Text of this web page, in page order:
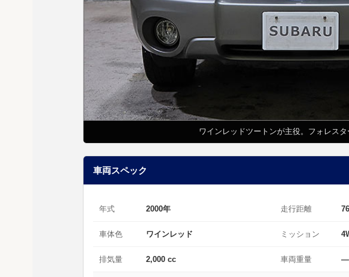
ワインレッドツートンが主役。フォレス
車両スペック
年式 2000年 走行距離
車体色 ワインレッド ミッション
排気量 2,000 cc 車両重量 —